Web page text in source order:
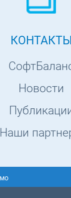
КОНТАКТЫ
Новости
Наши